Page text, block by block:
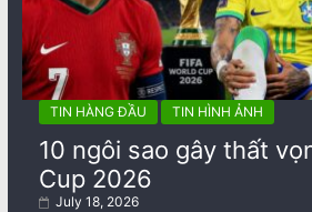
TIN HÀNG ĐẦU TIN HÌNH ẢNH
10 ngôi sao gây thất
Cup 2026
July 18, 2026